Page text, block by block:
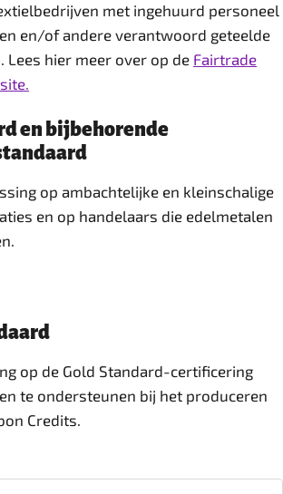
met ingehuurd personeel
en/of andere verantwoord geteelde
Lees hier meer over op de Fairtrade
en bijbehorende
op ambachtelijke en kleinschalige
en op handelaars die edelmetalen
op de Gold Standard-certificering
te ondersteunen bij het produceren
Credits.